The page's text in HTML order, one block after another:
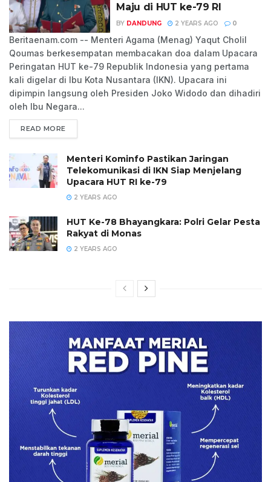
Maju di HUT ke-79 RI
BY DANDUNG 2 YEARS AGO 0
Beritaenam.com -- Menteri Agama (Menag) Yaqut Cholil
Qoumas berkesempatan membacakan doa dalam Upacara
Peringatan HUT ke-79 Republik Indonesia yang pertama
kali digelar di Ibu Kota Nusantara (IKN). Upacara ini
dipimpin langsung oleh Presiden Joko Widodo dan dihadiri
oleh Ibu Negara...
READ MORE
Menteri Kominfo Pastikan Jaringan
Telekomunikasi di IKN Siap Menjelang
Upacara HUT RI ke-79
2 YEARS AGO
HUT Ke-78 Bhayangkara: Polri Gelar Pesta
Rakyat di Monas
2 YEARS AGO